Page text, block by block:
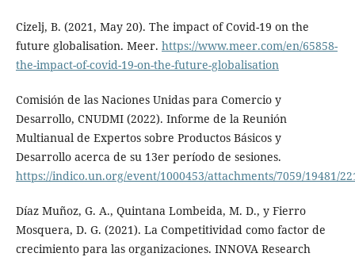
Cizelj, B. (2021, May 20). The impact of Covid-19 on the
future globalisation. Meer. https://www.meer.com/en/65858-
the-impact-of-covid-19-on-the-future-globalisation
Comisión de las Naciones Unidas para Comercio y
Desarrollo, CNUDMI (2022). Informe de la Reunión
Multianual de Expertos sobre Productos Básicos y
Desarrollo acerca de su 13er período de sesiones.
https://indico.un.org/event/1000453/attachments/7059/19481/
Díaz Muñoz, G. A., Quintana Lombeida, M. D., y Fierro
Mosquera, D. G. (2021). La Competitividad como factor de
crecimiento para las organizaciones. INNOVA Research